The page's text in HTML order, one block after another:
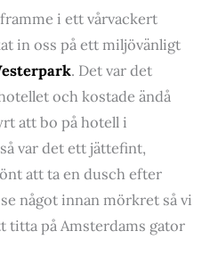
i ett vårvackert
in oss på ett miljövänligt
. Det var det
och kostade ändå
att bo på hotell i
var det ett jättefint,
att ta en dusch efter
något innan mörkret så vi
titta på Amsterdams gator